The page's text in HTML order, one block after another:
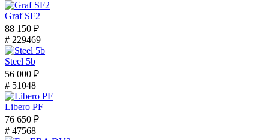
Graf SF2
88 150 ₽
# 229469
Steel 5b
56 000 ₽
# 51048
Libero PF
76 650 ₽
# 47568